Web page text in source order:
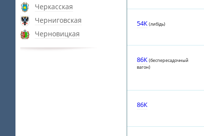
Черкасская
Черниговская
Черновицкая
54К (либiдь)
86К (беспересадочный
вагон)
86К